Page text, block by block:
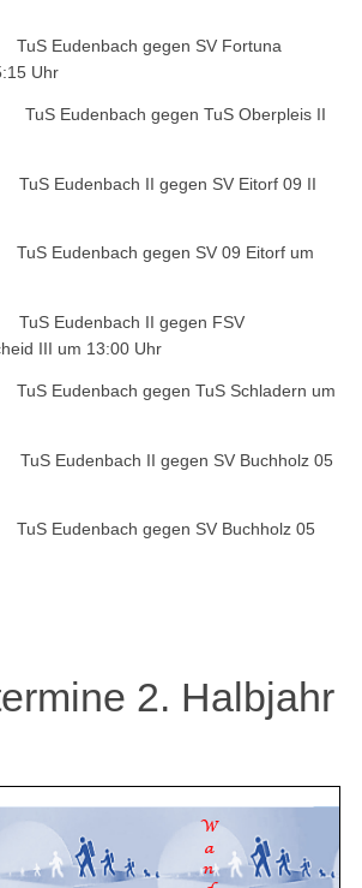
gegen SV Fortuna
Uhr
Eudenbach gegen TuS Oberpleis II
Eudenbach II gegen SV Eitorf 09 II
gegen SV 09 Eitorf um
Eudenbach II gegen FSV
III um 13:00 Uhr
gegen TuS Schladern um
Eudenbach II gegen SV Buchholz 05
gegen SV Buchholz 05
2. Halbjahr